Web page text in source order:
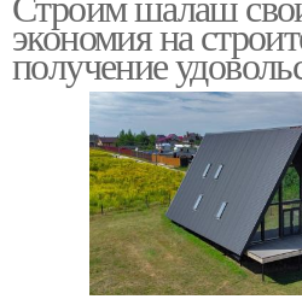
экономия на
получение